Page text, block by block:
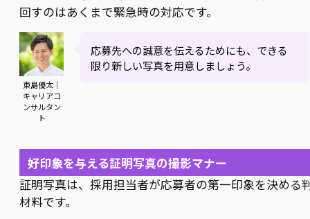
回すのはあくまで緊急時の対応です。
東島優太｜
キャリアコ
ンサルタン
ト
応募先への誠意を伝えるためにも、できる
限り新しい写真を用意しましょう。
好印象を与える証明写真の撮影マナー
証明写真は、採用担当者が応募者の第一印象を決める
材料です。